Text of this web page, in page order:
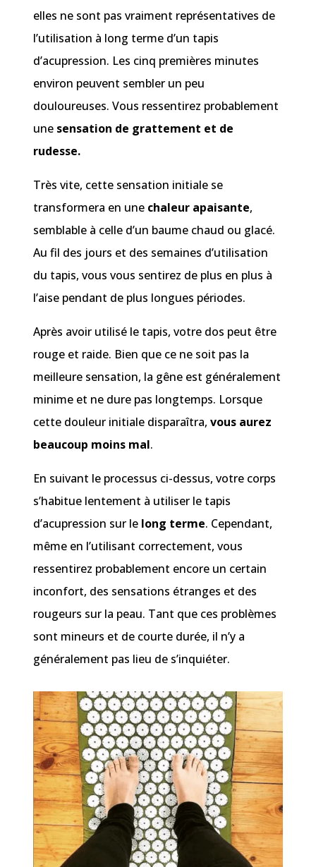
elles ne sont pas vraiment représentatives de
l’utilisation à long terme d’un tapis
d’acupression. Les cinq premières minutes
environ peuvent sembler un peu
douloureuses. Vous ressentirez probablement
une sensation de grattement et de
rudesse.
Très vite, cette sensation initiale se
transformera en une chaleur apaisante,
semblable à celle d’un baume chaud ou glacé.
Au fil des jours et des semaines d’utilisation
du tapis, vous vous sentirez de plus en plus à
l’aise pendant de plus longues périodes.
Après avoir utilisé le tapis, votre dos peut être
rouge et raide. Bien que ce ne soit pas la
meilleure sensation, la gêne est généralement
minime et ne dure pas longtemps. Lorsque
cette douleur initiale disparaîtra, vous aurez
beaucoup moins mal.
En suivant le processus ci-dessus, votre corps
s’habitue lentement à utiliser le tapis
d’acupression sur le long terme. Cependant,
même en l’utilisant correctement, vous
ressentirez probablement encore un certain
inconfort, des sensations étranges et des
rougeurs sur la peau. Tant que ces problèmes
sont mineurs et de courte durée, il n’y a
généralement pas lieu de s’inquiéter.